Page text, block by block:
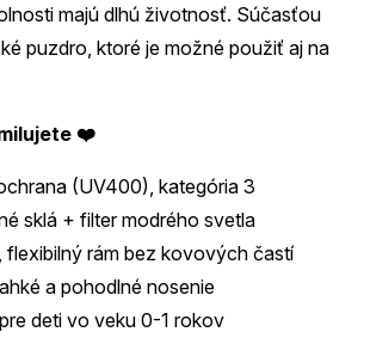
majú dlhú životnosť. Súčasťou
puzdro, ktoré je možné použiť aj na
❤️
(UV400), kategória 3
sklá + filter modrého svetla
flexibilný rám bez kovových častí
a pohodlné nosenie
deti vo veku 0-1 rokov